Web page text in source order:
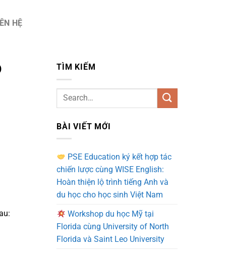
HỆ
TÌM KIẾM
BÀI VIẾT MỚI
PSE Education ký kết hợp tác
chiến lược cùng WISE English:
Hoàn thiện lộ trình tiếng Anh và
du học cho học sinh Việt Nam
Workshop du học Mỹ tại
Florida cùng University of North
Florida và Saint Leo University